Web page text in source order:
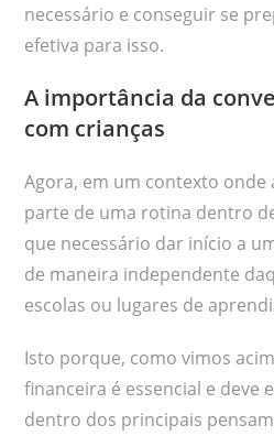
necessário e conseguir se
efetiva para isso.
A importância da
com crianças
Agora, em um contexto onde
parte de uma rotina dentro
que necessário dar início a
de maneira independente
escolas ou lugares de
Isto porque, como vimos
financeira é essencial e deve
dentro dos principais